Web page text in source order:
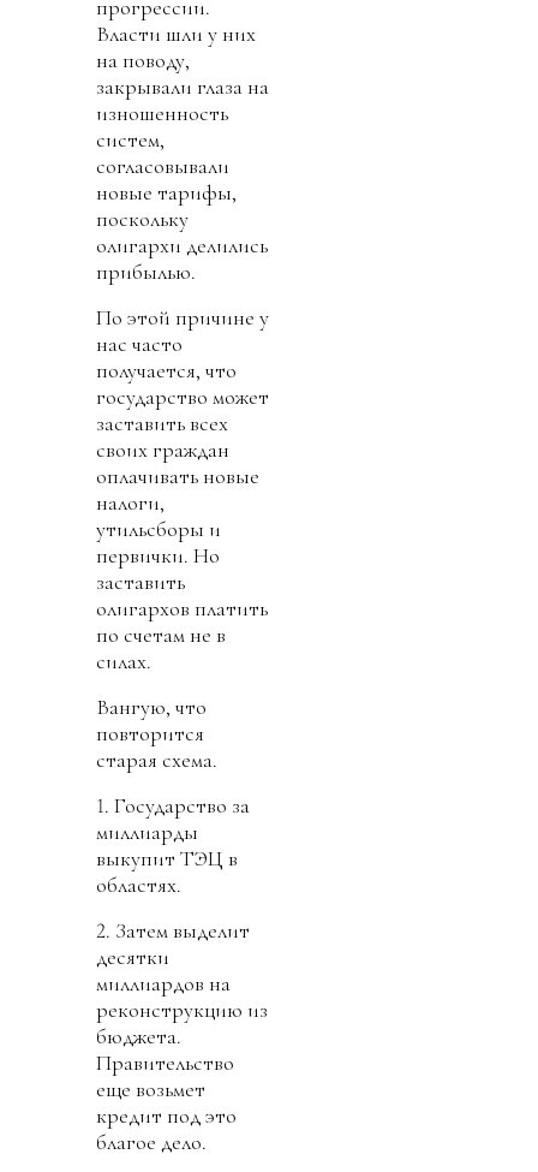
прогрессии.
Власти шли у них
на поводу,
закрывали глаза на
изношенность
систем,
согласовывали
новые тарифы,
поскольку
олигархи делились
прибылью.
По этой причине у
нас часто
получается, что
государство может
заставить всех
своих граждан
оплачивать новые
налоги,
утильсборы и
первички. Но
заставить
олигархов платить
по счетам не в
силах.
Вангую, что
повторится
старая схема.
1. Государство за
миллиарды
выкупит ТЭЦ в
областях.
2. Затем выделит
десятки
миллиардов на
реконструкцию из
бюджета.
Правительство
еще возьмет
кредит под это
благое дело.